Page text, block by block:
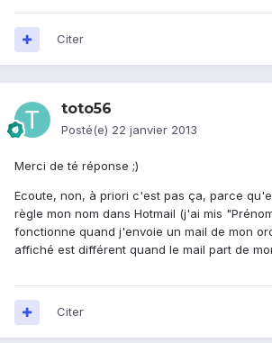
Citer
toto56
Posté(e) 22 janvier 2013
Merci de té réponse ;)
Ecoute, non, à priori c'est pas ça, parce
règle mon nom dans Hotmail (j'ai mis
fonctionne quand j'envoie un mail de mon
affiché est différent quand le mail part de
Citer